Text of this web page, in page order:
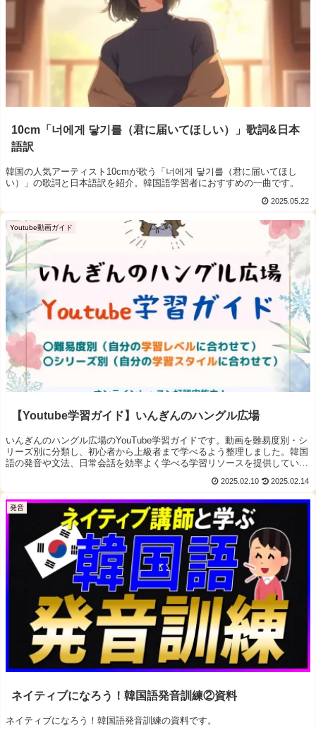
10cm「너에게 닿기를（君に届いてほしい）」歌詞&日本
語訳
韓国の人気アーティスト10cmが歌う「너에게 닿기를（君に届いてほし
い）」の歌詞と日本語訳を紹介。韓国語学習者におすすめの一曲です。
2025.05.22
Youtube動画ガイド
【Youtube学習ガイド】いんぎんのハングル広場
いんぎんのハングル広場のYouTube学習ガイドです。動画を難易度別・シ
リーズ別に分類し、初心者から上級者まで学べるよう整理しました。韓国
語の発音や文法、日常会話を効率よく学べる学習リソースを提供していま
2025.02.10 2025.02.14
発音
ネイティブになろう！韓国語発音訓練②資料
ネイティブになろう！韓国語発音訓練の資料です。